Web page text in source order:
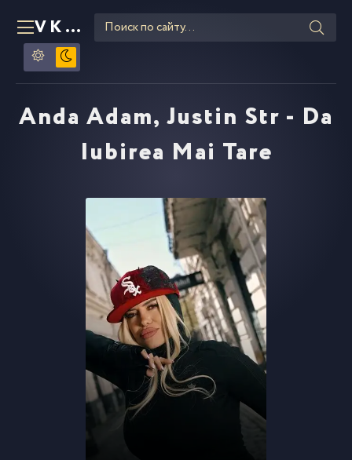
VKLIPE RU
Anda Adam, Justin Str - Da
Iubirea Mai Tare